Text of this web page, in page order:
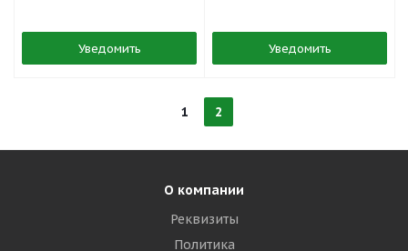
Уведомить Уведомить
1 2
О компании
Реквизиты
Политика